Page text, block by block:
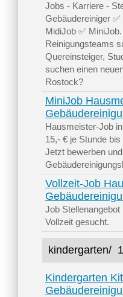
Jobs - Karriere -
Gebäudereiniger
MidiJob ✅
Reinigungsteams
Quereinsteiger,
suchen einen
Rostock?
MiniJob
Hausmeister-Job
15,- € je Stunde
Jetzt bewerben
Vollzeit-Job
Job
Vollzeit gesucht.
kindergarten/
Kindergarten